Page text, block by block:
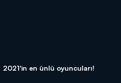
2021'in en ünlü oyuncuları!